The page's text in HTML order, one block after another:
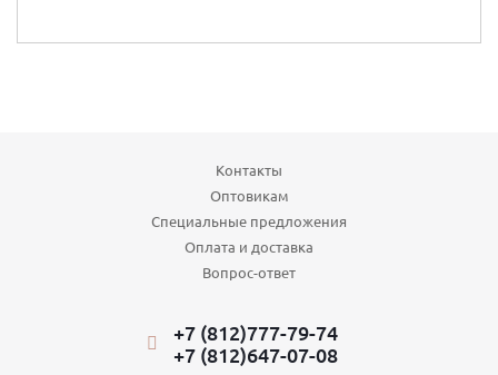
Контакты
Оптовикам
Специальные предложения
Оплата и доставка
Вопрос-ответ
+7 (812)777-79-74
+7 (812)647-07-08